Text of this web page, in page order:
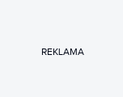
REKLAMA